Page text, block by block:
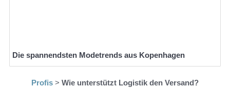
Die spannendsten Modetrends aus Kopenhagen
Profis > Wie unterstützt Logistik den Versand?